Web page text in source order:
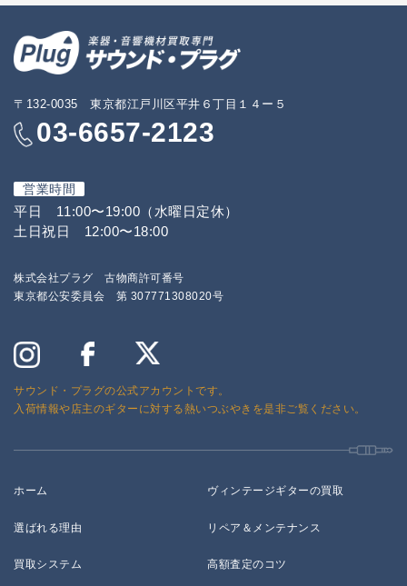
〒132-0035 東京都江戸川区平井６丁目１４ー５
03-6657-2123
営業時間
平日 11:00〜19:00（水曜日定休）
土日祝日 12:00〜18:00
株式会社プラグ 古物商許可番号
東京都公安委員会 第 307771308020号
サウンド・プラグの公式アカウントです。
入荷情報や店主のギターに対する熱いつぶやきを是非ご覧ください。
ホーム
選ばれる理由
買取システム
ヴィンテージギターの買取
リペア＆メンテナンス
高額査定のコツ